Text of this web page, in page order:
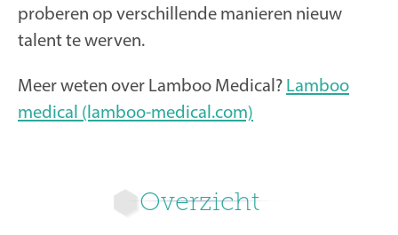
Overzicht
proberen op verschillende manieren nieuw
talent te werven.
Meer weten over Lamboo Medical? Lamboo
medical (lamboo-medical.com)